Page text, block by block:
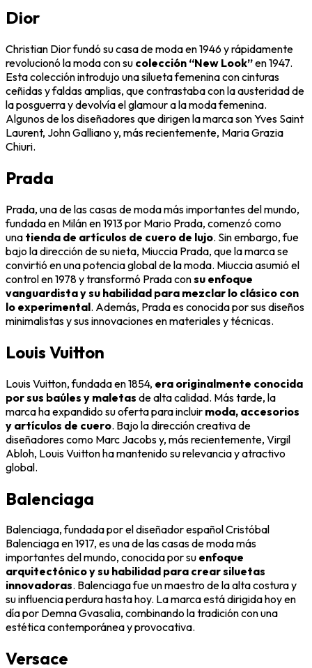
Dior
Christian Dior fundó su casa de moda en 1946 y rápidamente
revolucionó la moda con su colección “New Look”en 1947.
Esta colección introdujo una silueta femenina con cinturas
ceñidas y faldas amplias, que contrastaba con la austeridad de
la posguerra y devolvía el glamour a la moda femenina.
Algunos de los diseñadores que dirigen la marca son Yves Saint
Laurent, John Galliano y, más recientemente, Maria Grazia
Chiuri.
Prada
Prada, una de las casas de moda más importantes del mundo,
fundada en Milán en 1913 por Mario Prada, comenzó como
una tienda de artículos de cuero de lujo. Sin embargo, fue
bajo la dirección de su nieta, Miuccia Prada, que la marca se
convirtió en una potencia global de la moda. Miuccia asumió el
control en 1978 y transformó Prada consu enfoque
vanguardista y su habilidad para mezclar lo clásico con
lo experimental. Además, Prada es conocida por sus diseños
minimalistas y sus innovaciones en materiales y técnicas.
Louis Vuitton
Louis Vuitton, fundada en 1854, era originalmente conocida
por sus baúles y maletas de alta calidad. Más tarde, la
marca ha expandido su oferta para incluir moda, accesorios
y artículos de cuero. Bajo la dirección creativa de
diseñadores como Marc Jacobs y, más recientemente, Virgil
Abloh, Louis Vuitton ha mantenido su relevancia y atractivo
global.
Balenciaga
Balenciaga, fundada por el diseñador español Cristóbal
Balenciaga en 1917, es una de las casas de moda más
importantes del mundo, conocida por su enfoque
arquitectónico y su habilidad para crear siluetas
innovadoras. Balenciaga fue un maestro de la alta costura y
su influencia perdura hasta hoy. La marca está dirigida hoy en
día por Demna Gvasalia, combinando la tradición con una
estética contemporánea y provocativa.
Versace